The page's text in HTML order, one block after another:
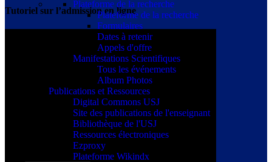
Plateforme de la recherche
Plateforme de la recherche
Formulaires
Dates à retenir
Appels d'offre
Manifestations Scientifiques
Tous les événements
Album Photos
Publications et Ressources
Digital Commons USJ
Site des publications de l'enseignant
Bibliothèque de l'USJ
Ressources électroniques
Ezproxy
Plateforme Wikindx
Tutoriel sur l’admission en ligne